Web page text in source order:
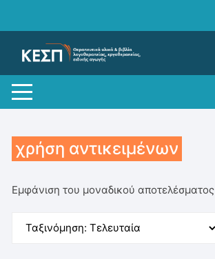
χρήση αντικειμένων
Εμφάνιση του μοναδικού αποτελέσματος